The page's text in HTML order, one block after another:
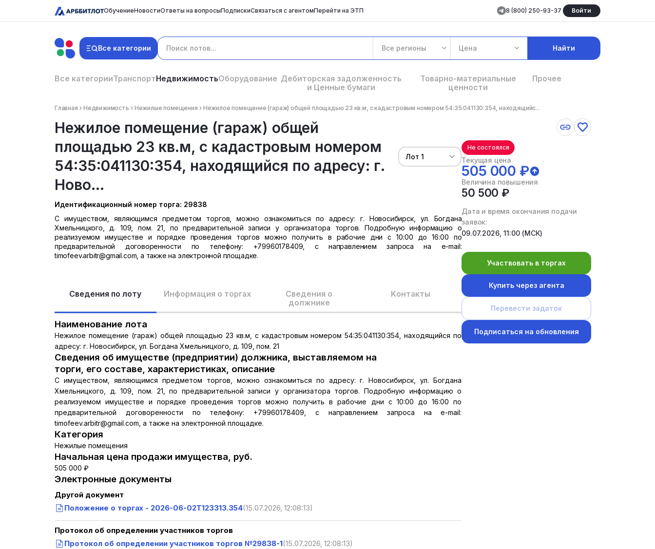
ОбучениеНовостиОтветы на вопросыПодпискиСвязаться с агентомПерейти на ЭТП 8 (800) 250-93-37 Войти
Все категории Все регионы Цена Найти
Все категорииТранспортНедвижимостьОборудование Дебиторская задолженность
и Ценные бумаги
Товарно-материальные
ценности
Прочее
Главная Недвижимость Нежилые помещения Нежилое помещение (гараж) общей площадью 23 кв.м, с кадастровым номером 54:35:041130:354, находящийс...
Нежилое помещение (гараж) общей
площадью 23 кв.м, с кадастровым номером
54:35:041130:354, находящийся по адресу: г.
Ново...
Лот 1
Идентификационный номер торга: 29838
С имуществом, являющимся предметом торгов, можно ознакомиться по адресу: г. Новосибирск, ул. Богдана
Хмельницкого, д. 109, пом. 21, по предварительной записи у организатора торгов. Подробную информацию о
реализуемом имуществе и порядке проведения торгов можно получить в рабочие дни с 10:00 до 16:00 по
предварительной договоренности по телефону: +79960178409, с направлением запроса на е-mail:
timofeev.arbitr@gmail.com, а также на электронной площадке.
Сведения по лоту Информация о торгах
Сведения о
должнике
Kонтакты
Наименование лота
Нежилое помещение (гараж) общей площадью 23 кв.м, с кадастровым номером 54:35:041130:354, находящийся по
адресу: г. Новосибирск, ул. Богдана Хмельницкого, д. 109, пом. 21
Сведения об имуществе (предприятии) должника, выставляемом на
торги, его составе, характеристиках, описание
С имуществом, являющимся предметом торгов, можно ознакомиться по адресу: г. Новосибирск, ул. Богдана
Хмельницкого, д. 109, пом. 21, по предварительной записи у организатора торгов. Подробную информацию о
реализуемом имуществе и порядке проведения торгов можно получить в рабочие дни с 10:00 до 16:00 по
предварительной договоренности по телефону: +79960178409, с направлением запроса на е-mail:
timofeev.arbitr@gmail.com, а также на электронной площадке.
Категория
Нежилые помещения
Начальная цена продажи имущества, руб.
505 000 ₽
Электронные документы
Другой документ
Положение о торгах - 2026-06-02T123313.354(15.07.2026, 12:08:13)
Протокол об определении участников торгов
Протокол об определении участников торгов №29838-1(15.07.2026, 12:08:13)
Не состоялся
Текущая цена
505 000 ₽
Величина повышения
50 500 ₽
Дата и время окончания подачи
заявок:
09.07.2026, 11:00 (МСК)
Участвовать в торгах
Купить через агента
Перевести задаток
Подписаться на обновления